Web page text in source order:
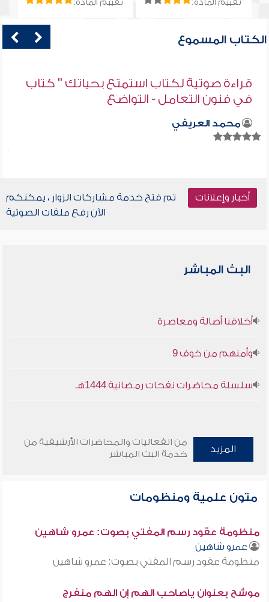
تقييم المادة: تقييم المادة:
الكتاب المسموع
قراءة صوتية لكتاب استمتع بحياتك " كتاب
في فنون التعامل - التواضع
محمد العريفي
أخبار وإعلانات
تم فتح خدمة مشاركات الزوار ، يمكنكم
الآن رفع ملفات الصوتية
البث المباشر
أخلاقنا أصالة ومعاصرة
وأمنهم من خوف 9
سلسلة محاضرات نفحات رمضانية 1444هـ
المزيد
من الفعاليات والمحاضرات الأرشيفية من
خدمة البث المباشر
متون علمية ومنظومات
منظومة عقود رسم المفتي بصوت: عمرو شاهين
عمرو شاهين
منظومة عقود رسم المفتي بصوت: عمرو شاهين
موشح بعنوان ياصاحب الهم إن الهم منفرج